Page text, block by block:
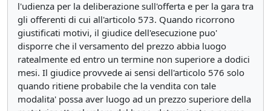
l'udienza per la deliberazione sull'offerta e per la gara tra
gli offerenti di cui all'articolo 573. Quando ricorrono
giustificati motivi, il giudice dell'esecuzione puo'
disporre che il versamento del prezzo abbia luogo
ratealmente ed entro un termine non superiore a dodici
mesi. Il giudice provvede ai sensi dell'articolo 576 solo
quando ritiene probabile che la vendita con tale
modalita' possa aver luogo ad un prezzo superiore della